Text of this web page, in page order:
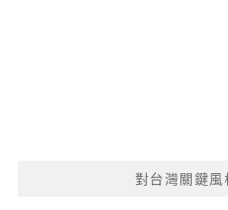
對台灣關鍵風